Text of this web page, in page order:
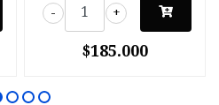
+
-
$185.000